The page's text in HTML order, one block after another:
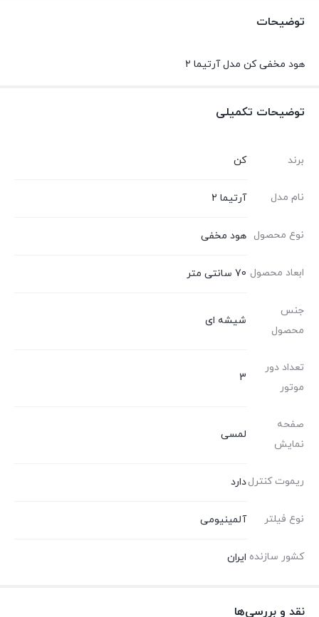
توضیحات
هود مخفی کن مدل آرتیما ۲
توضیحات تکمیلی
برند کن
نام مدل آرتیما 2
نوع محصول هود مخفی
ابعاد محصول 70 سانتی متر
جنس
محصول
شیشه ای
تعداد دور
موتور
3
صفحه
نمایش
لمسی
ریموت کنترلدارد
نوع فیلتر آلمینیومی
کشور سازنده ایران
نقد و بررسی‌ها